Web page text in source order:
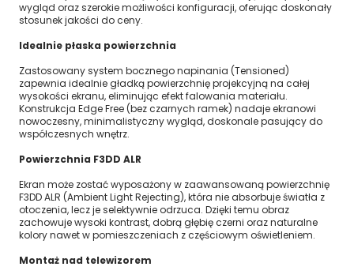
wygląd oraz szerokie możliwości konfiguracji, oferując doskonały
stosunek jakości do ceny.
Idealnie płaska powierzchnia
Zastosowany system bocznego napinania (Tensioned)
zapewnia idealnie gładką powierzchnię projekcyjną na całej
wysokości ekranu, eliminując efekt falowania materiału.
Konstrukcja Edge Free (bez czarnych ramek) nadaje ekranowi
nowoczesny, minimalistyczny wygląd, doskonale pasujący do
współczesnych wnętrz.
Powierzchnia F3DD ALR
Ekran może zostać wyposażony w zaawansowaną powierzchnię
F3DD ALR (Ambient Light Rejecting), która nie absorbuje światła z
otoczenia, lecz je selektywnie odrzuca. Dzięki temu obraz
zachowuje wysoki kontrast, dobrą głębię czerni oraz naturalne
kolory nawet w pomieszczeniach z częściowym oświetleniem.
Montaż nad telewizorem